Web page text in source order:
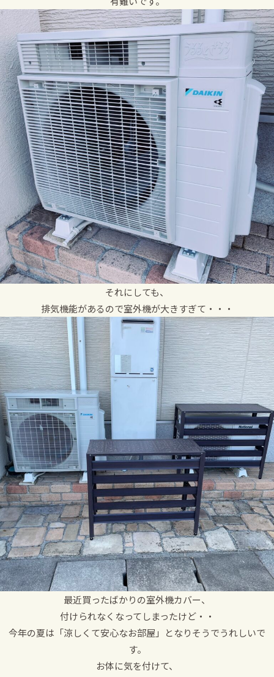
それにしても、
排気機能があるので室外機が大きすぎて・・・
最近買ったばかりの室外機カバー、
付けられなくなってしまったけど・・
今年の夏は「涼しくて安心なお部屋」となりそうでうれしいで
す。
お体に気を付けて、